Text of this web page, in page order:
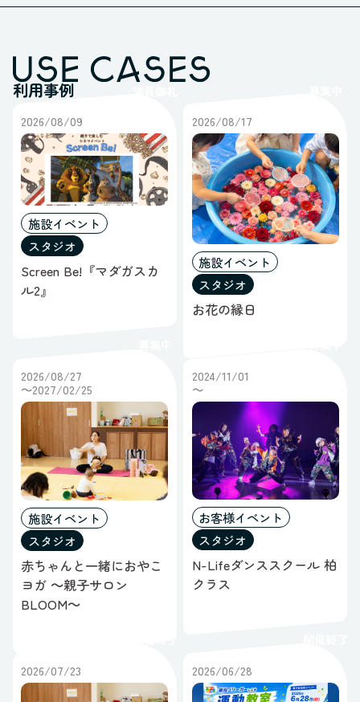
利用事例
2026/08/09
施設イベント
スタジオ
Screen Be!『マダガスカ
ル2』
2026/08/17
施設イベント
スタジオ
お花の縁日
2026/08/27
～2027/02/25
施設イベント
スタジオ
赤ちゃんと一緒におやこ
ヨガ ～親子サロン
BLOOM～
2024/11/01
～
お客様イベント
スタジオ
N-Lifeダンススクール 柏
クラス
2026/07/23
2026/06/28